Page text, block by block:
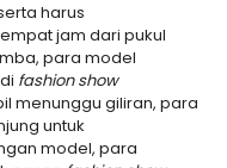
harus
jam dari pukul
para model
fashion show
menunggu giliran, para
untuk
model, para